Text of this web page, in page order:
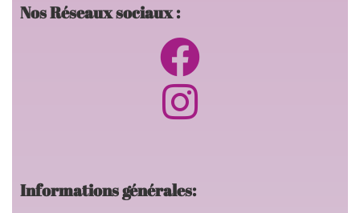
Nos Réseaux sociaux :
Informations générales: